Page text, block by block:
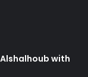
with